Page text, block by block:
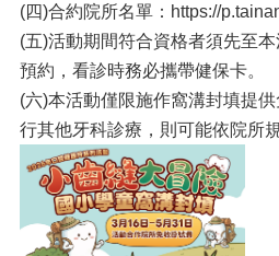
(四)合約院所名單： https://
(五)活動期間符合資格者須先至
預約，看診時務必攜帶健保卡。
(六)本活動僅限施作窩溝封填提
行其他牙科診療，則可能依院所